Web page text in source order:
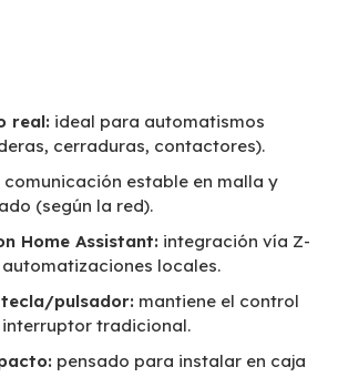
real: ideal para automatismos
cerraduras, contactores).
comunicación estable en malla y
(según la red).
Home Assistant: integración vía Z-
locales.
pulsador: mantiene el control
interruptor tradicional.
pensado para instalar en caja